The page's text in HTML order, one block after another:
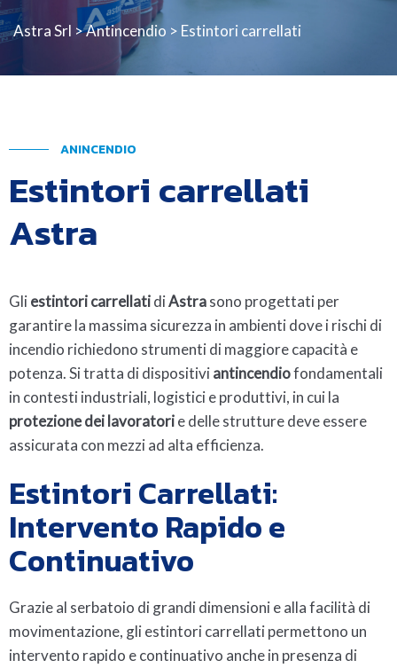
Astra Srl >Antincendio > Estintori carrellati
ANINCENDIO
Estintori carrellati
Astra
Gliestintori carrellatidiAstrasono progettati per
garantire la massima sicurezza in ambienti dove i rischi di
incendio richiedono strumenti di maggiore capacità e
potenza. Si tratta di dispositiviantincendiofondamentali
in contesti industriali, logistici e produttivi, in cui la
protezione dei lavoratorie delle strutture deve essere
assicurata con mezzi ad alta efficienza.
Estintori Carrellati:
Intervento Rapido e
Continuativo
Grazie al serbatoio di grandi dimensioni e alla facilità di
movimentazione, gli estintori carrellati permettono un
intervento rapido e continuativo anche in presenza di